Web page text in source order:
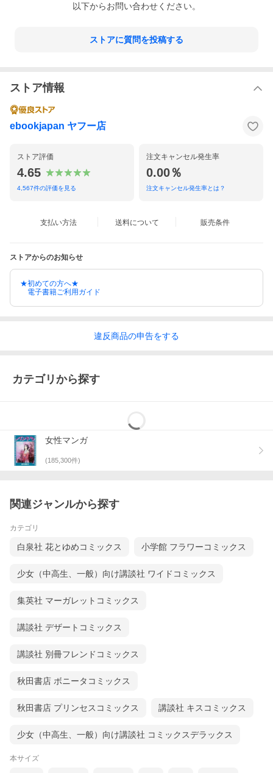
以下からお問い合わせください。
ストアに質問を投稿する
ストア情報
ebookjapan ヤフー店
ストア評価
4.65
4,567件の評価を見る
注文キャンセル発生率
0.00％
注文キャンセル発生率とは？
支払い方法 送料について 販売条件
ストアからのお知らせ
★初めての方へ★
電子書籍ご利用ガイド
違反商品の申告をする
カテゴリから探す
女性マンガ
(185,300件)
関連ジャンルから探す
カテゴリ
白泉社 花とゆめコミックス 小学館 フラワーコミックス
少女（中高生、一般）向け講談社 ワイドコミックス
集英社 マーガレットコミックス
講談社 デザートコミックス
講談社 別冊フレンドコミックス
秋田書店 ボニータコミックス
秋田書店 プリンセスコミックス 講談社 キスコミックス
少女（中高生、一般）向け講談社 コミックスデラックス
本サイズ